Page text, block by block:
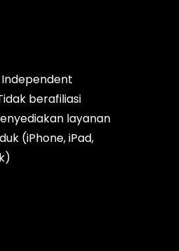
berafiliasi
layanan
(iPhone, iPad,